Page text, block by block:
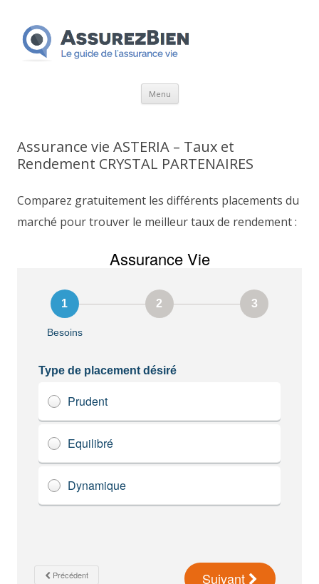
Menu Aller
Assurance vie ASTERIA – Taux et
Rendement CRYSTAL PARTENAIRES
Comparez gratuitement les différents placements du
marché pour trouver le meilleur taux de rendement :